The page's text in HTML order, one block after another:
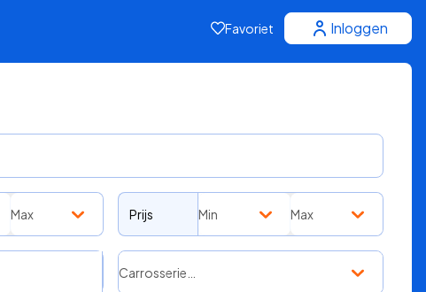
Favoriet Inloggen
Max Prijs Min Max
Carrosserie…